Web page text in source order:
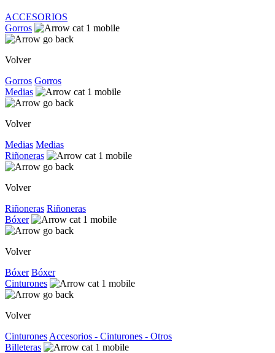
ACCESORIOS
Gorros
Volver
Gorros Gorros
Medias
Volver
Medias Medias
Riñoneras
Volver
Riñoneras Riñoneras
Bóxer
Volver
Bóxer Bóxer
Cinturones
Volver
Cinturones Accesorios - Cinturones - Otros
Billeteras